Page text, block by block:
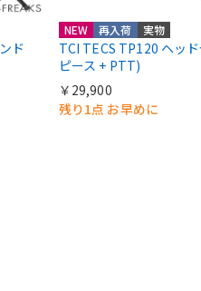
ド
NEW 再入荷 実物
TCI TECS TP120 ヘッ
ピース + PTT)
￥29,900
残り1点 お早めに